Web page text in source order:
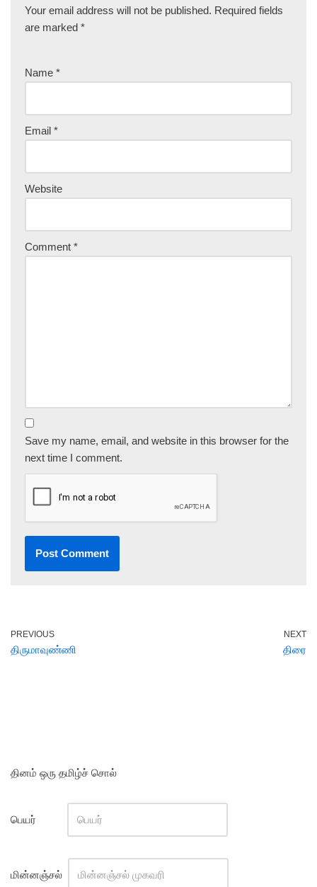
Your email address will not be published. Required fields
are marked *
Name *
Email *
Website
Comment *
Save my name, email, and website in this browser for the
next time I comment.
PREVIOUS
திருமாவுண்ணி
NEXT
திரை
தினம் ஒரு தமிழ்ச் சொல்
பெயர்
மின்னஞ்சல்